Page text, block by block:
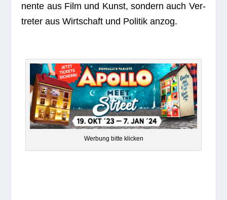
nente aus Film und Kunst, son­dern auch Ver­
tre­ter aus Wirt­schaft und Poli­tik anzog.
Wer­bung bitte klicken